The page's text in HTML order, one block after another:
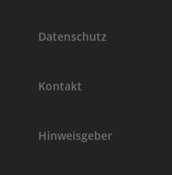
Datenschutz
Kontakt
Hinweisgeber